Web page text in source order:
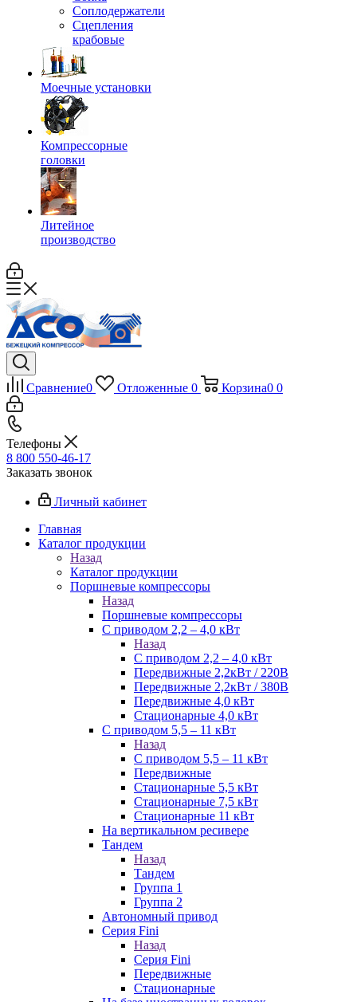
Соплодержатели
Сцепления
крабовые
Моечные установки
Компрессорные
головки
Литейное
производство
Сравнение0 Отложенные 0 Корзина0 0
Телефоны
8 800 550-46-17
Заказать звонок
Личный кабинет
Главная
Каталог продукции
Назад
Каталог продукции
Поршневые компрессоры
Назад
Поршневые компрессоры
С приводом 2,2 – 4,0 кВт
Назад
С приводом 2,2 – 4,0 кВт
Передвижные 2,2кВт / 220В
Передвижные 2,2кВт / 380В
Передвижные 4,0 кВт
Стационарные 4,0 кВт
С приводом 5,5 – 11 кВт
Назад
С приводом 5,5 – 11 кВт
Передвижные
Стационарные 5,5 кВт
Стационарные 7,5 кВт
Стационарные 11 кВт
На вертикальном ресивере
Тандем
Назад
Тандем
Группа 1
Группа 2
Автономный привод
Серия Fini
Назад
Серия Fini
Передвижные
Стационарные